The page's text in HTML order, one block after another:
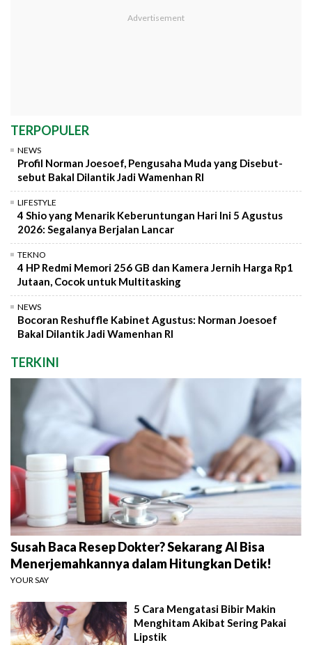
TERPOPULER
NEWS
Profil Norman Joesoef, Pengusaha Muda yang Disebut-
sebut Bakal Dilantik Jadi Wamenhan RI
LIFESTYLE
4 Shio yang Menarik Keberuntungan Hari Ini 5 Agustus
2026: Segalanya Berjalan Lancar
TEKNO
4 HP Redmi Memori 256 GB dan Kamera Jernih Harga Rp1
Jutaan, Cocok untuk Multitasking
NEWS
Bocoran Reshuffle Kabinet Agustus: Norman Joesoef
Bakal Dilantik Jadi Wamenhan RI
TERKINI
Susah Baca Resep Dokter? Sekarang AI Bisa
Menerjemahkannya dalam Hitungkan Detik!
YOUR SAY
5 Cara Mengatasi Bibir Makin
Menghitam Akibat Sering Pakai
Lipstik